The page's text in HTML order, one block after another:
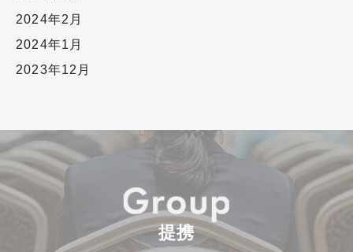
2024年2月
2024年1月
2023年12月
提携